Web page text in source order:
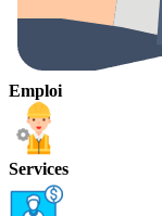
Emploi
Services